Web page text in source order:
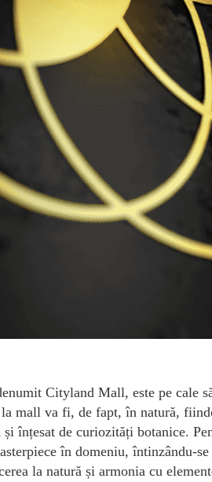
Cityland Mall, este pe cale
la mall va fi, de fapt, în natură,
înțesat de curiozități botanice.
în domeniu, întinzându-
la natură și armonia cu